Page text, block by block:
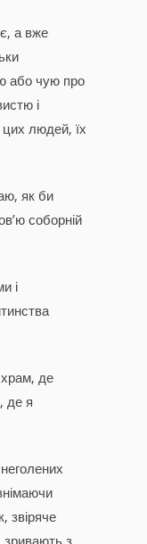
а вже
або чую про
і
людей, їх
як би
соборній
і
де
де я
звіряче